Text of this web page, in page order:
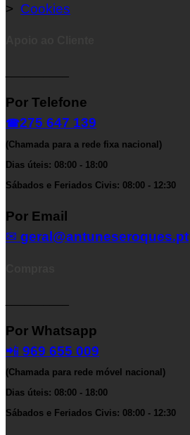
> Cookies
Por Telefone
☎275 647 139
(Chamada para a rede fixa nacional)
Dias úteis: 08:00 - 18:00
Sábados e Feriados Civis: 08:00 - 12:30
Por Email
✉ geral@antuneseroques.pt
Por Whatsapp
📲 969 655 009
(Chamada para rede móvel nacional)
Dias úteis: 08:00 - 18:00
Sábados e Feriados Civis: 08:00 - 12:30